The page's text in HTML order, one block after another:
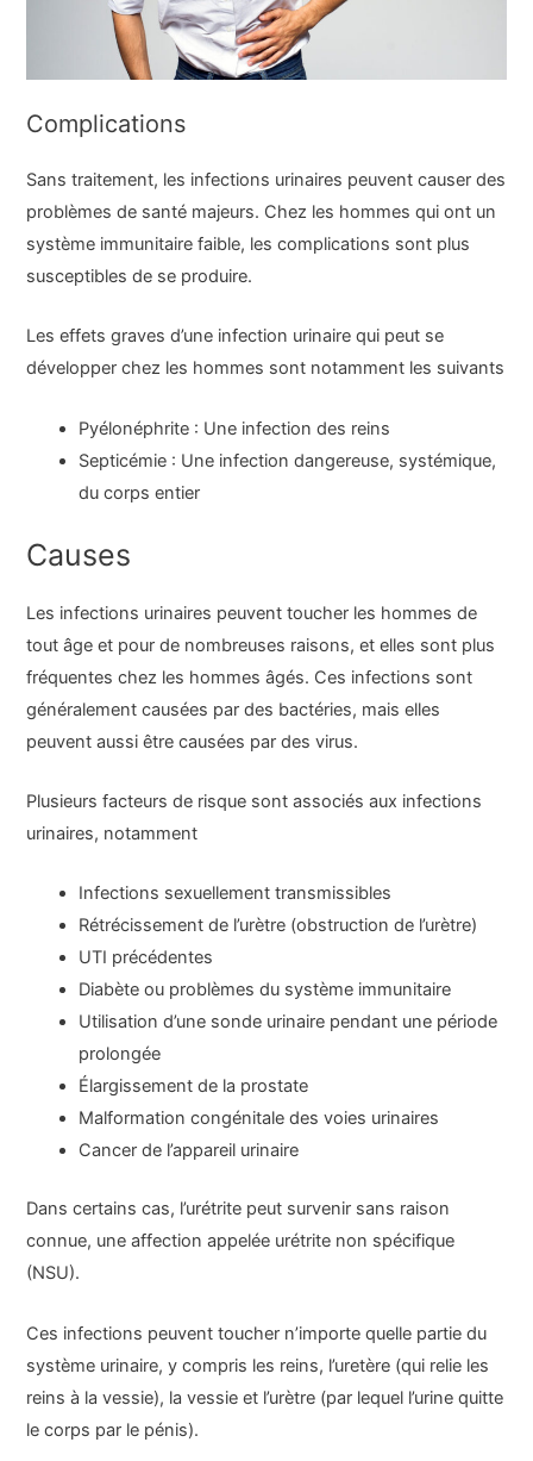
Complications
Sans traitement, les infections urinaires peuvent causer des
problèmes de santé majeurs. Chez les hommes qui ont un
système immunitaire faible, les complications sont plus
susceptibles de se produire.
Les effets graves d’une infection urinaire qui peut se
développer chez les hommes sont notamment les suivants
Pyélonéphrite : Une infection des reins
Septicémie : Une infection dangereuse, systémique,
du corps entier
Causes
Les infections urinaires peuvent toucher les hommes de
tout âge et pour de nombreuses raisons, et elles sont plus
fréquentes chez les hommes âgés. Ces infections sont
généralement causées par des bactéries, mais elles
peuvent aussi être causées par des virus.
Plusieurs facteurs de risque sont associés aux infections
urinaires, notamment
Infections sexuellement transmissibles
Rétrécissement de l’urètre (obstruction de l’urètre)
UTI précédentes
Diabète ou problèmes du système immunitaire
Utilisation d’une sonde urinaire pendant une période
prolongée
Élargissement de la prostate
Malformation congénitale des voies urinaires
Cancer de l’appareil urinaire
Dans certains cas, l’urétrite peut survenir sans raison
connue, une affection appelée urétrite non spécifique
(NSU).
Ces infections peuvent toucher n’importe quelle partie du
système urinaire, y compris les reins, l’uretère (qui relie les
reins à la vessie), la vessie et l’urètre (par lequel l’urine quitte
le corps par le pénis).